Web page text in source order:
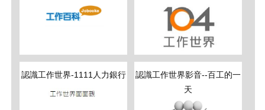
認識工作世界-1111人力銀行
認識工作世界影音--百工的一
天